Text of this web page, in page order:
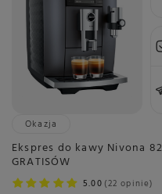
Okazja
Ekspres do kawy Nivona
GRATISÓW
5.00 22 opinie